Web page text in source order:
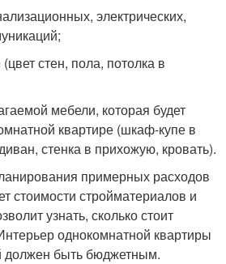
электрических,
стен, пола, потолка в
мебели, которая будет
квартире (шкаф-купе в
стенка в прихожую, кровать).
примерных расходов
стоимости стройматериалов и
узнать, сколько стоит
однокомнатной квартиры
должен быть бюджетным.